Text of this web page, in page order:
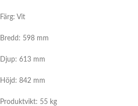
Färg: Vit
Bredd: 598 mm
Djup: 613 mm
Höjd: 842 mm
Produktvikt: 55 kg